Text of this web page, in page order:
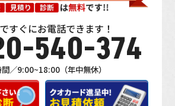
すぐにお電話できます！
540-374
／9:00~18:00（年中無休）